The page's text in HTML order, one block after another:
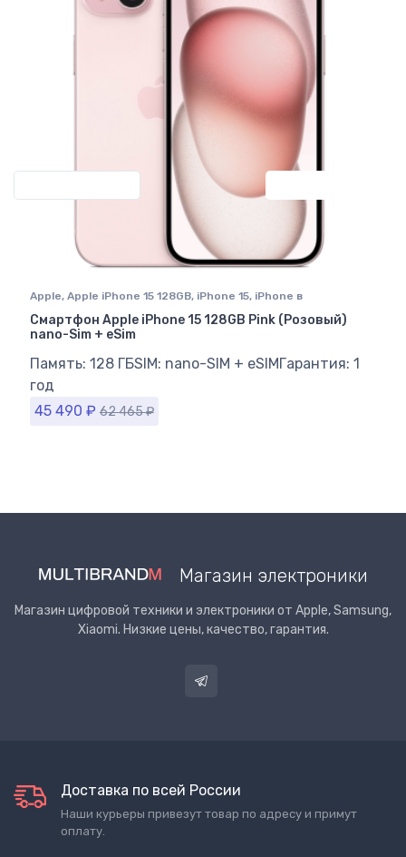
Apple, Apple iPhone 15 128GB, iPhone 15, iPhone в
Ставрополе
Смартфон Apple iPhone 15 128GB Pink (Розовый)
nano-Sim + eSim
Память: 128 ГБSIM: nano-SIM + eSIM Гарантия: 1
год
45 490 ₽ 62 465₽
Магазин электроники
Магазин цифровой техники и электроники от Apple, Samsung,
Xiaomi. Низкие цены, качество, гарантия.
Доставка по всей России
Наши курьеры привезут товар по адресу и примут
оплату.